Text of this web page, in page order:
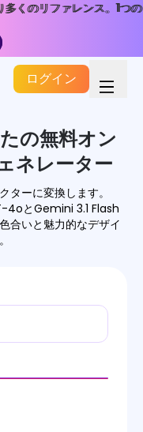
くのリファレンス。1つの
くのリファレンス。1つの
ログイン
の無料オン
ネレーター
ターに変換します。
4oとGemini 3.1 Flash
合いと魅力的なデザイ